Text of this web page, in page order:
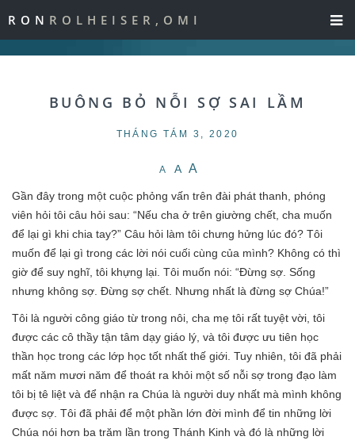
RON ROLHEISER,OMI
BUÔNG BỎ NỖI SỢ SAI LẦM
THÁNG TÁM 3, 2020
A A A
Gần đây trong một cuộc phỏng vấn trên đài phát thanh, phóng
viên hỏi tôi câu hỏi sau: “Nếu cha ở trên giường chết, cha muốn
để lại gì khi chia tay?” Câu hỏi làm tôi chưng hửng lúc đó? Tôi
muốn để lại gì trong các lời nói cuối cùng của mình? Không có thì
giờ để suy nghĩ, tôi khựng lại. Tôi muốn nói: “Đừng sợ. Sống
nhưng không sợ. Đừng sợ chết. Nhưng nhất là đừng sợ Chúa!”
Tôi là người công giáo từ trong nôi, cha mẹ tôi rất tuyệt vời, tôi
được các cô thầy tận tâm dạy giáo lý, và tôi được ưu tiên học
thần học trong các lớp học tốt nhất thế giới. Tuy nhiên, tôi đã phải
mất năm mươi năm để thoát ra khỏi một số nỗi sợ trong đạo làm
tôi bị tê liệt và để nhận ra Chúa là người duy nhất mà mình không
được sợ. Tôi đã phải để một phần lớn đời mình để tin những lời
Chúa nói hơn ba trăm lần trong Thánh Kinh và đó là những lời